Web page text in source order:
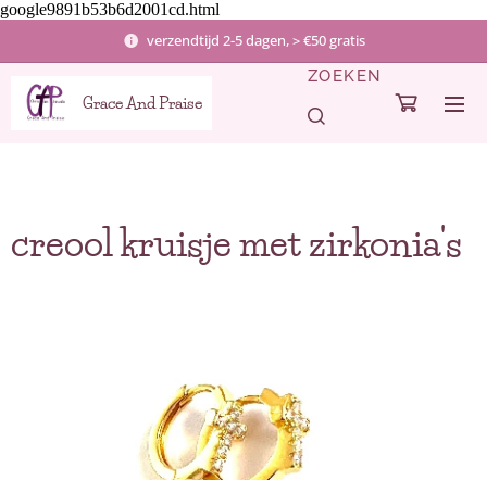
google9891b53b6d2001cd.html
verzendtijd 2-5 dagen, > €50 gratis
Grace And Praise
ZOEKEN
creool kruisje met zirkonia's